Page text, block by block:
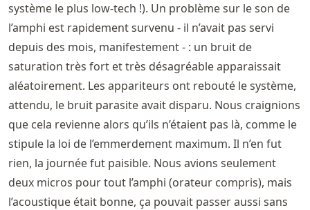
système le plus low-tech !). Un problème sur le son de
l’amphi est rapidement survenu - il n’avait pas servi
depuis des mois, manifestement - : un bruit de
saturation très fort et très désagréable apparaissait
aléatoirement. Les appariteurs ont rebouté le système,
attendu, le bruit parasite avait disparu. Nous craignions
que cela revienne alors qu’ils n’étaient pas là, comme le
stipule la loi de l’emmerdement maximum. Il n’en fut
rien, la journée fut paisible. Nous avions seulement
deux micros pour tout l’amphi (orateur compris), mais
l’acoustique était bonne, ça pouvait passer aussi sans